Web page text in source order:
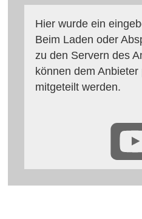
Hier wurde ein
Beim Laden oder
zu den Servern des
können dem
mitgeteilt werden.